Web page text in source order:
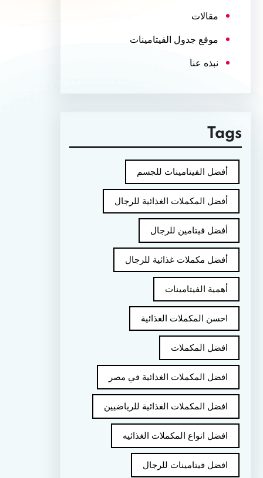
مقالات
موقع جدول الفيتامينات
نبذه عنا
Tags
أفضل الفيتامينات للجسم
أفضل المكملات الغذائية للرجال
أفضل فيتامين للرجال
أفضل مكملات غذائية للرجال
أهمية الفيتامينات
احسن المكملات الغذائية
افضل المكملات
افضل المكملات الغذائية في مصر
افضل المكملات الغذائية للرياضيين
افضل انواع المكملات الغذائيه
افضل فيتامينات للرجال